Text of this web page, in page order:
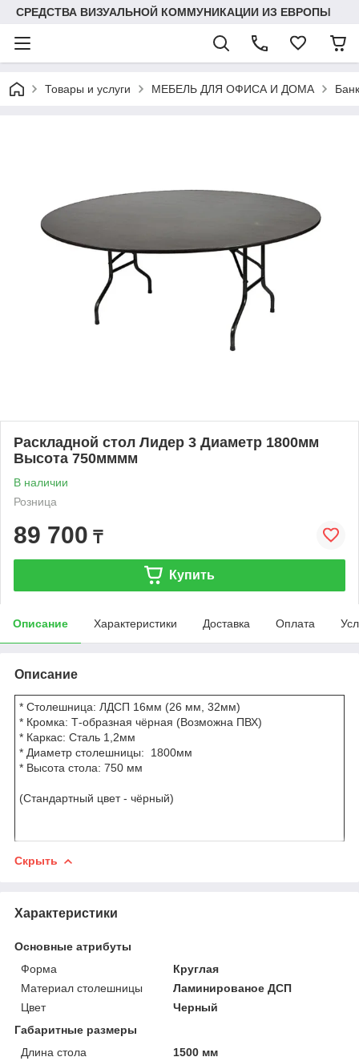
СРЕДСТВА ВИЗУАЛЬНОЙ КОММУНИКАЦИИ ИЗ ЕВРОПЫ
Товары и услуги МЕБЕЛЬ ДЛЯ ОФИСА И ДОМА
Раскладной стол Лидер 3 Диаметр 1800мм
Высота 750мммм
В наличии
Розница
89 700 ₸
Купить
Описание Характеристики Доставка Оплата
Описание
* Столешница: ЛДСП 16мм (26 мм, 32мм)
* Кромка: Т-образная чёрная (Возможна ПВХ)
* Каркас: Сталь 1,2мм
* Диаметр столешницы: 1800мм
* Высота стола: 750 мм
(Стандартный цвет - чёрный)
Скрыть
Характеристики
Основные атрибуты
Форма
Круглая
Материал столешницы
Ламинированое ДСП
Цвет
Черный
Габаритные размеры
Длина стола
1500 мм